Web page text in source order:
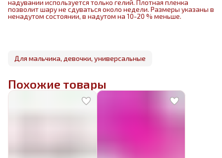
надувании используется только гелий. Плотная пленка
позволит шару не сдуваться около недели. Размеры указаны в
ненадутом состоянии, в надутом на 10-20 % меньше.
Для мальчика, девочки, универсальные
Похожие товары